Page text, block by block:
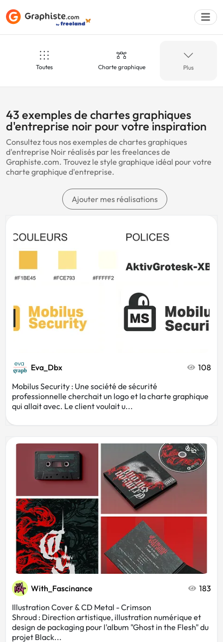
Déposer une
Toutes Charte graphique
Coloré Rouge
Avocat
Mode Scolaire
Patisserie Bien-être
Cinéma Traiteur
Vert Consulting
Luxe Crèche
Fleuriste
Plus
43 exemples de chartes graphiques
d'entreprise noir pour votre inspiration
Consultez tous nos exemples de chartes graphiques
d'entreprise Noir réalisés par les freelances de
Graphiste.com. Trouvez le style graphique idéal pour votre
charte graphique d'entreprise.
Ajouter mes réalisations
Eva_Dbx
108
Mobilus Security : Une société de sécurité
professionnelle cherchait un logo et la charte graphique
qui allait avec. Le client voulait u...
With_Fascinance
183
Illustration Cover & CD Metal - Crimson
Shroud : Direction artistique, illustration numérique et
design de packaging pour l'album "Ghost in the Flesh" du
projet Black...